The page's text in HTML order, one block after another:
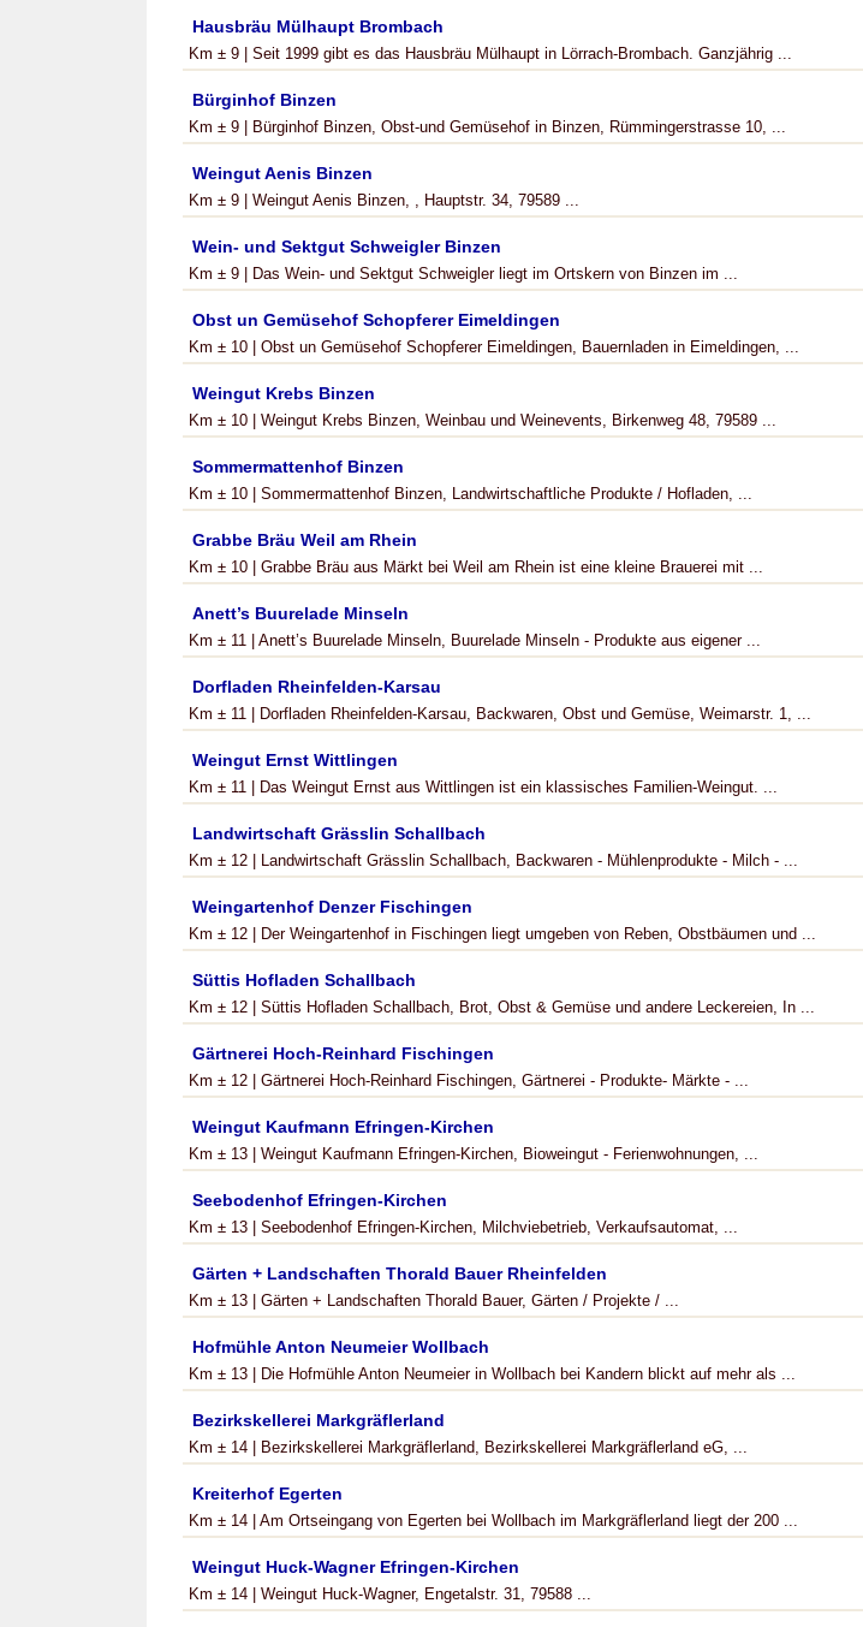
Hausbräu Mülhaupt Brombach
Km ± 9 | Seit 1999 gibt es das Hausbräu Mülhaupt in Lörrach-Brombach. Ganzjährig ...
Bürginhof Binzen
Km ± 9 | Bürginhof Binzen, Obst-und Gemüsehof in Binzen, Rümmingerstrasse 10, ...
Weingut Aenis Binzen
Km ± 9 | Weingut Aenis Binzen, , Hauptstr. 34, 79589 ...
Wein- und Sektgut Schweigler Binzen
Km ± 9 | Das Wein- und Sektgut Schweigler liegt im Ortskern von Binzen im ...
Obst un Gemüsehof Schopferer Eimeldingen
Km ± 10 | Obst un Gemüsehof Schopferer Eimeldingen, Bauernladen in Eimeldingen, ...
Weingut Krebs Binzen
Km ± 10 | Weingut Krebs Binzen, Weinbau und Weinevents, Birkenweg 48, 79589 ...
Sommermattenhof Binzen
Km ± 10 | Sommermattenhof Binzen, Landwirtschaftliche Produkte / Hofladen, ...
Grabbe Bräu Weil am Rhein
Km ± 10 | Grabbe Bräu aus Märkt bei Weil am Rhein ist eine kleine Brauerei mit ...
Anett’s Buurelade Minseln
Km ± 11 | Anett’s Buurelade Minseln, Buurelade Minseln - Produkte aus eigener ...
Dorfladen Rheinfelden-Karsau
Km ± 11 | Dorfladen Rheinfelden-Karsau, Backwaren, Obst und Gemüse, Weimarstr. 1, ...
Weingut Ernst Wittlingen
Km ± 11 | Das Weingut Ernst aus Wittlingen ist ein klassisches Familien-Weingut. ...
Landwirtschaft Grässlin Schallbach
Km ± 12 | Landwirtschaft Grässlin Schallbach, Backwaren - Mühlenprodukte - Milch - ...
Weingartenhof Denzer Fischingen
Km ± 12 | Der Weingartenhof in Fischingen liegt umgeben von Reben, Obstbäumen und ...
Süttis Hofladen Schallbach
Km ± 12 | Süttis Hofladen Schallbach, Brot, Obst & Gemüse und andere Leckereien, In ...
Gärtnerei Hoch-Reinhard Fischingen
Km ± 12 | Gärtnerei Hoch-Reinhard Fischingen, Gärtnerei - Produkte- Märkte - ...
Weingut Kaufmann Efringen-Kirchen
Km ± 13 | Weingut Kaufmann Efringen-Kirchen, Bioweingut - Ferienwohnungen, ...
Seebodenhof Efringen-Kirchen
Km ± 13 | Seebodenhof Efringen-Kirchen, Milchviebetrieb, Verkaufsautomat, ...
Gärten + Landschaften Thorald Bauer Rheinfelden
Km ± 13 | Gärten + Landschaften Thorald Bauer, Gärten / Projekte / ...
Hofmühle Anton Neumeier Wollbach
Km ± 13 | Die Hofmühle Anton Neumeier in Wollbach bei Kandern blickt auf mehr als ...
Bezirkskellerei Markgräflerland
Km ± 14 | Bezirkskellerei Markgräflerland, Bezirkskellerei Markgräflerland eG, ...
Kreiterhof Egerten
Km ± 14 | Am Ortseingang von Egerten bei Wollbach im Markgräflerland liegt der 200 ...
Weingut Huck-Wagner Efringen-Kirchen
Km ± 14 | Weingut Huck-Wagner, Engetalstr. 31, 79588 ...